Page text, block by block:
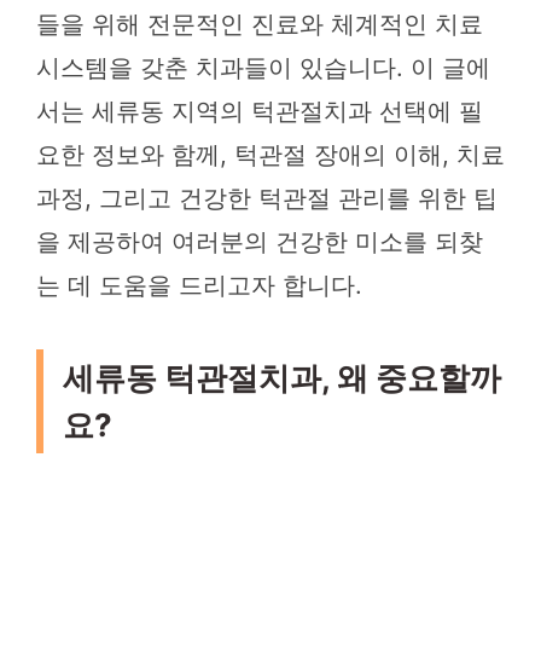
들을 위해 전문적인 진료와 체계적인 치료
시스템을 갖춘 치과들이 있습니다. 이 글에
서는 세류동 지역의 턱관절치과 선택에 필
요한 정보와 함께, 턱관절 장애의 이해, 치료
과정, 그리고 건강한 턱관절 관리를 위한 팁
을 제공하여 여러분의 건강한 미소를 되찾
는 데 도움을 드리고자 합니다.
세류동 턱관절치과, 왜 중요할까
요?